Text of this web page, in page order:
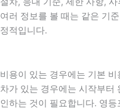
여러 정보를 볼 때는 같은 기
정적입니다.
비용이 있는 경우에는 기본
차가 있는 경우에는 시작부터
인하는 것이 필요합니다. 영